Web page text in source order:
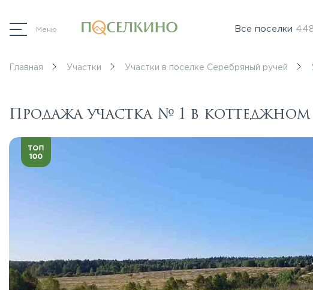
Меню Все поселки
Главная Участки Участки в поселке Серебряный ручей
Продажа участка № 1 в